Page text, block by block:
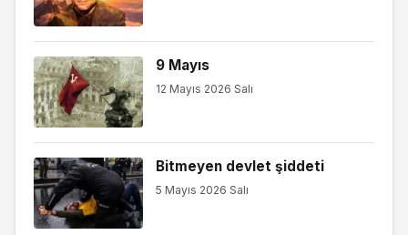
9 Mayıs
12 Mayıs 2026 Salı
Bitmeyen devlet şiddeti
5 Mayıs 2026 Salı